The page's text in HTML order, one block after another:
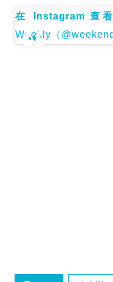
在 Instagram 查
Weekly（